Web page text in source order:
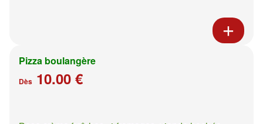
Pizza boulangère
Dès 10.00 €